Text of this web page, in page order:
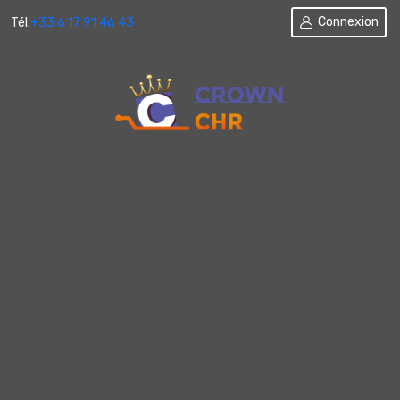
Tél:+33 6 17 91 46 43 Connexion